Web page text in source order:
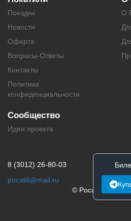
Поездки
Новости
Оферта
Вопросы-Ответы
Контакты
Политика
конфиденциальности
О
Сообщество
Идеи проекта
8 (3012) 26-80-03
pocatili@mail.ru
© Pocatili.ru |